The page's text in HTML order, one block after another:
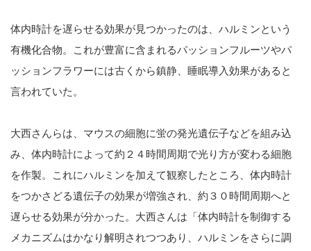
体内時計を遅らせる効果が見つかったのは、ハルミンという
有機化合物。これが豊富に含まれるパッションフルーツやパ
ッションフラワーには古くから鎮静、睡眠導入効果があると
言われていた。
大西さんらは、マウスの細胞に蛍の発光遺伝子などを組み込
み、体内時計によって約２４時間周期で光り方が変わる細胞
を作製。これにハルミンを加えて観察したところ、体内時計
をつかさどる遺伝子の効果が増強され、約３０時間周期へと
遅らせる効果が分かった。大西さんは「体内時計を制御する
メカニズムはかなり解明されつつあり、ハルミンをさらに調